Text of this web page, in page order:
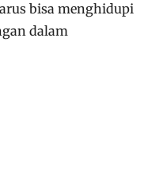
bisa menghidupi
dalam